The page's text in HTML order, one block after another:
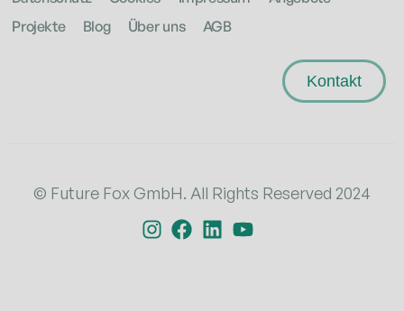
Projekte
Blog Über uns AGB
Kontakt
© Future Fox GmbH. All Rights Reserved 2024